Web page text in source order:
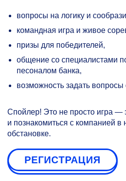
вопросы на логику и
командная игра и живое
призы для победителей,
общение со специалистами
песоналом банка,
возможность задать вопросы
Спойлер! Это не просто игра —
и познакомиться с компанией
обстановке.
РЕГИСТРАЦИЯ